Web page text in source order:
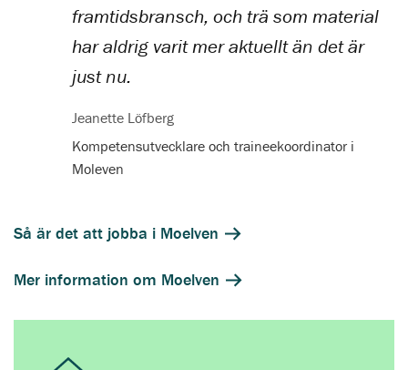
framtidsbransch, och trä som material
har aldrig varit mer aktuellt än det är
just nu.
Jeanette Löfberg
Kompetensutvecklare och traineekoordinator i
Moleven
Så är det att jobba i Moelven
Mer information om Moelven